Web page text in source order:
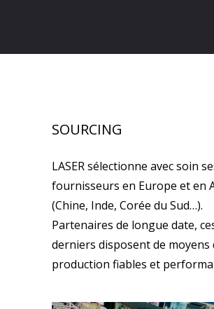
SOURCING
LASER sélectionne avec soin
fournisseurs en Europe et en
(Chine, Inde, Corée du Sud…).
Partenaires de longue date,
derniers disposent de moyens
production fiables et